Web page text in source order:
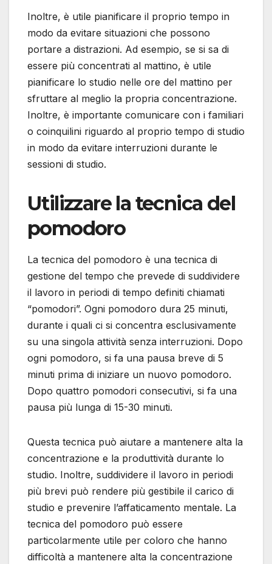
Inoltre, è utile pianificare il proprio tempo in
modo da evitare situazioni che possono
portare a distrazioni. Ad esempio, se si sa di
essere più concentrati al mattino, è utile
pianificare lo studio nelle ore del mattino per
sfruttare al meglio la propria concentrazione.
Inoltre, è importante comunicare con i familiari
o coinquilini riguardo al proprio tempo di studio
in modo da evitare interruzioni durante le
sessioni di studio.
Utilizzare la tecnica del
pomodoro
La tecnica del pomodoro è una tecnica di
gestione del tempo che prevede di suddividere
il lavoro in periodi di tempo definiti chiamati
“pomodori”. Ogni pomodoro dura 25 minuti,
durante i quali ci si concentra esclusivamente
su una singola attività senza interruzioni. Dopo
ogni pomodoro, si fa una pausa breve di 5
minuti prima di iniziare un nuovo pomodoro.
Dopo quattro pomodori consecutivi, si fa una
pausa più lunga di 15-30 minuti.
Questa tecnica può aiutare a mantenere alta la
concentrazione e la produttività durante lo
studio. Inoltre, suddividere il lavoro in periodi
più brevi può rendere più gestibile il carico di
studio e prevenire l’affaticamento mentale. La
tecnica del pomodoro può essere
particolarmente utile per coloro che hanno
difficoltà a mantenere alta la concentrazione